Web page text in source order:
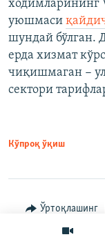
ходимларининг
уюшмаси
шундай бўлган.
ерда хизмат
чиқишмаган −
сектори
Кўпроқ ўқиш
Ўртоқлашинг